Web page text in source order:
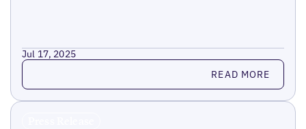
Jul 17, 2025
Read more READ MORE